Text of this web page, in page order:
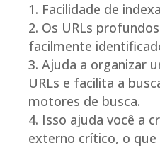
Facilidade de
Os URLs
facilmente
Ajuda a organizar
URLs e facilita a
motores de busca.
Isso ajuda você a
externo crítico, o